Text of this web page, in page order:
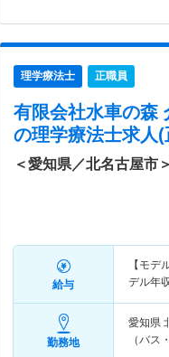
理学療法士 正職員
有限会社水車の森
の理学療法士求人(
＜愛知県／北名古屋市
給与
【モデ
デル年収
勤務地
愛知県
（バス